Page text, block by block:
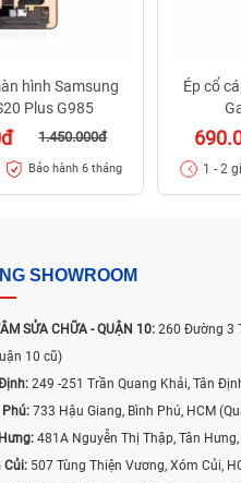
hình Samsung
Plus G985
1.450.000đ
Bảo hành 6 tháng
Ép cổ
1 - 2
SHOWROOM
SỬA CHỮA - QUẬN 10: 260 Đường 3
10 cũ)
249 -251 Trần Quang Khải, Tân
733 Hậu Giang, Bình Phú, HCM
481A Nguyễn Thị Thập, Tân
Củi: 507 Tùng Thiện Vương, Xóm Củi,